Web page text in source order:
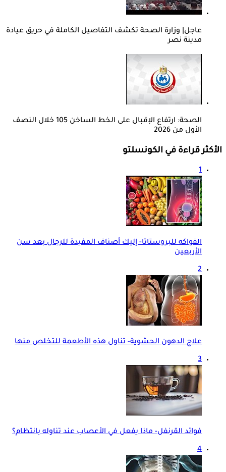
عاجل| وزارة الصحة تكشف التفاصيل الكاملة في حريق عيادة
مدينة نصر
الصحة: ارتفاع الإقبال على الخط الساخن 105 خلال النصف
الأول من 2026
الأكثر قراءة في الكونسلتو
1
الفواكه للبروستاتا- إليك أصناف المفيدة للرجال بعد سن
الأربعين
2
علاج الدهون الحشوية- تناول هذه الأطعمة للتخلص منها
3
فوائد القرنفل- ماذا يفعل في الأعصاب عند تناوله بانتظام؟
4